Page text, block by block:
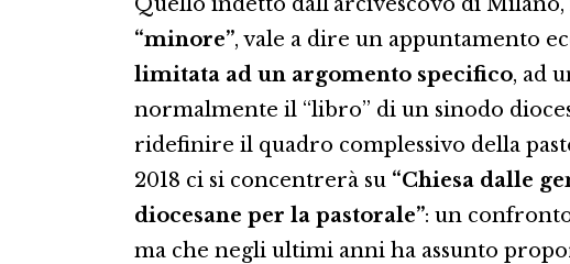
“minore”, vale a dire un appuntamento
limitata ad un argomento specifico, ad
normalmente il “libro” di un sinodo
ridefinire il quadro complessivo della
2018 ci si concentrerà su “Chiesa dalle
diocesane per la pastorale”: un
ma che negli ultimi anni ha assunto